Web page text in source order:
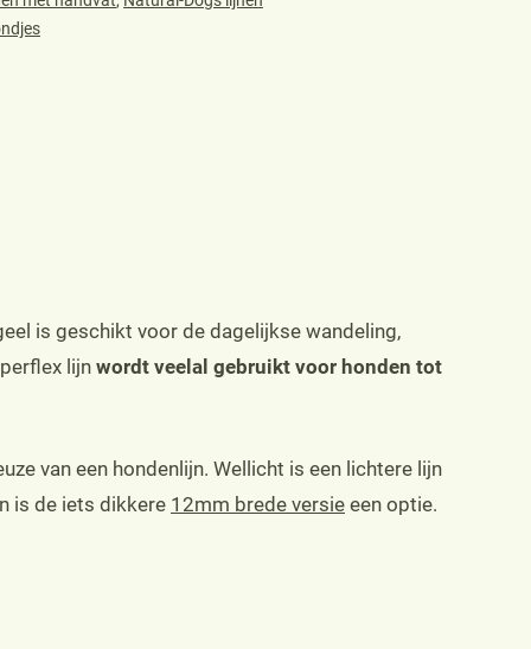
is geschikt voor de dagelijkse wandeling,
lijn wordt veelal gebruikt voor honden tot
van een hondenlijn. Wellicht is een lichtere lijn
is de iets dikkere 12mm brede versie een optie.